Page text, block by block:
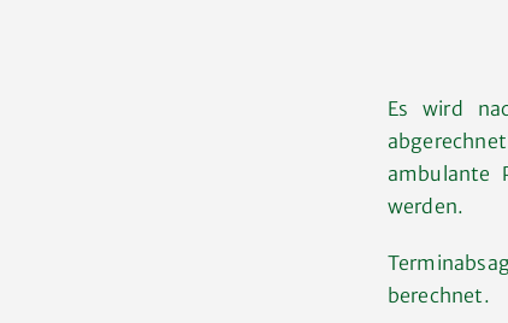
Es wird
ambulante
werden.
berechnet.